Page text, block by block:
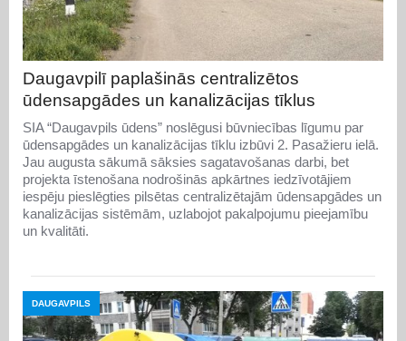
Daugavpilī paplašinās centralizētos
ūdensapgādes un kanalizācijas tīklus
SIA “Daugavpils ūdens” noslēgusi būvniecības līgumu par
ūdensapgādes un kanalizācijas tīklu izbūvi 2. Pasažieru ielā.
Jau augusta sākumā sāksies sagatavošanas darbi, bet
projekta īstenošana nodrošinās apkārtnes iedzīvotājiem
iespēju pieslēgties pilsētas centralizētajām ūdensapgādes un
kanalizācijas sistēmām, uzlabojot pakalpojumu pieejamību
un kvalitāti.
DAUGAVPILS